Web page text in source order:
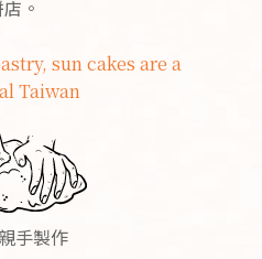
。
sun cakes are a
Taiwan
手製作